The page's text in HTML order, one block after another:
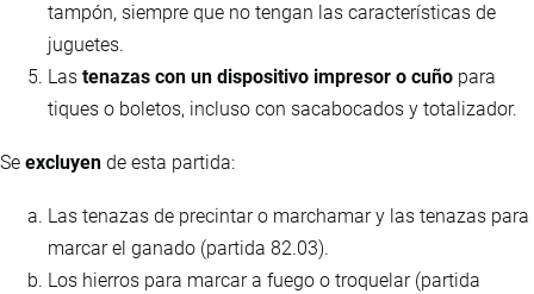
tampón, siempre que no tengan las características de
juguetes.
Las tenazas con un dispositivo impresor o cuño para
tiques o boletos, incluso con sacabocados y totalizador.
Se excluyen de esta partida:
Las tenazas de precintar o marchamar y las tenazas para
marcar el ganado (partida 82.03).
Los hierros para marcar a fuego o troquelar (partida